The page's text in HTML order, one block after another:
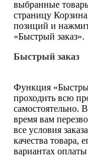
выбранные
страницу
позиций и
«Быстрый заказ».
Быстрый заказ
Функция
проходить всю
самостоятельно.
время вам
все условия
качества товара,
вариантах